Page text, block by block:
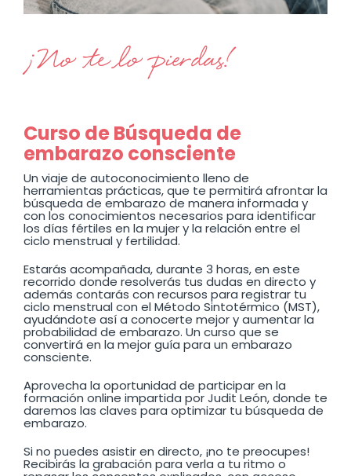
¡No te lo pierdas!
Curso de Búsqueda de
embarazo consciente
Un viaje de autoconocimiento lleno de
herramientas prácticas, que te permitirá afrontar la
búsqueda de embarazo de manera informada y
con los conocimientos necesarios para identificar
los días fértiles en la mujer y la relación entre el
ciclo menstrual y fertilidad.
Estarás acompañada, durante 3 horas, en este
recorrido donde resolverás tus dudas en directo y
además contarás con recursos para registrar tu
ciclo menstrual con el Método Sintotérmico (MST),
ayudándote así a conocerte mejor y aumentar la
probabilidad de embarazo. Un curso que se
convertirá en la mejor guía para un embarazo
consciente.
Aprovecha la oportunidad de participar en la
formación online impartida por Judit León, donde te
daremos las claves para optimizar tu búsqueda de
embarazo.
Si no puedes asistir en directo, ¡no te preocupes!
Recibirás la grabación para verla a tu ritmo o